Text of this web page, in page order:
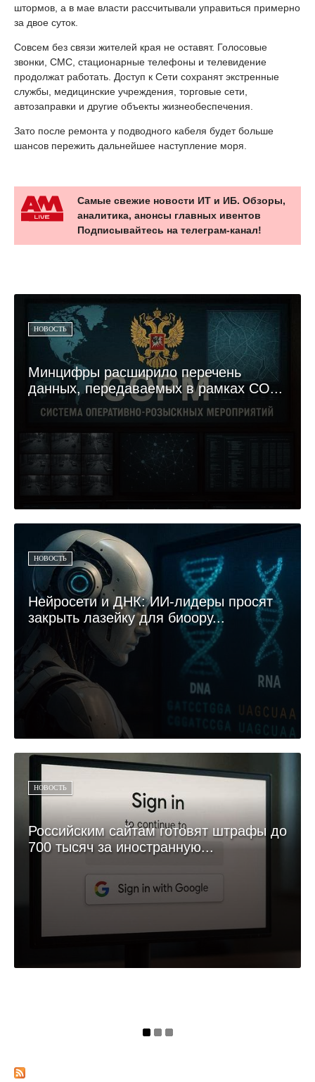
штормов, а в мае власти рассчитывали управиться примерно
за двое суток.
Совсем без связи жителей края не оставят. Голосовые
звонки, СМС, стационарные телефоны и телевидение
продолжат работать. Доступ к Сети сохранят экстренные
службы, медицинские учреждения, торговые сети,
автозаправки и другие объекты жизнеобеспечения.
Зато после ремонта у подводного кабеля будет больше
шансов пережить дальнейшее наступление моря.
Самые свежие новости ИТ и ИБ. Обзоры,
аналитика, анонсы главных ивентов
Подписывайтесь на телеграм-канал!
НОВОСТЬ
Минцифры расширило перечень
данных, передаваемых в рамках СО...
НОВОСТЬ
Нейросети и ДНК: ИИ-лидеры просят
закрыть лазейку для биоору...
НОВОСТЬ
Российским сайтам готовят штрафы до
700 тысяч за иностранную...